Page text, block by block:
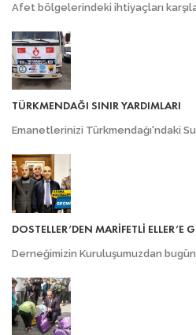
Afet bölgelerindeki ihtiyaçları
TÜRKMENDAĞI SINIR YARDIMLARI
Emanetlerinizi Türkmendağı'ndaki
DOSTELLER’DEN MARİFETLİ ELLER’E
Derneğimizin Kuruluşumuzdan